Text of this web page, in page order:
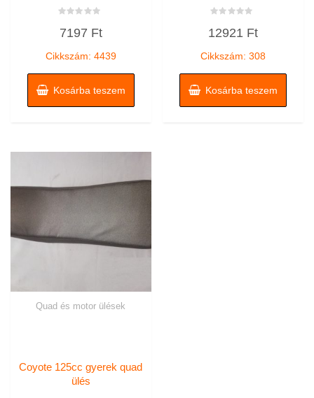
0
7197 Ft
Cikkszám: 4439
Kosárba teszem
0
12921 Ft
Cikkszám: 308
Kosárba teszem
Quad és motor ülések
Coyote 125cc gyerek quad
ülés